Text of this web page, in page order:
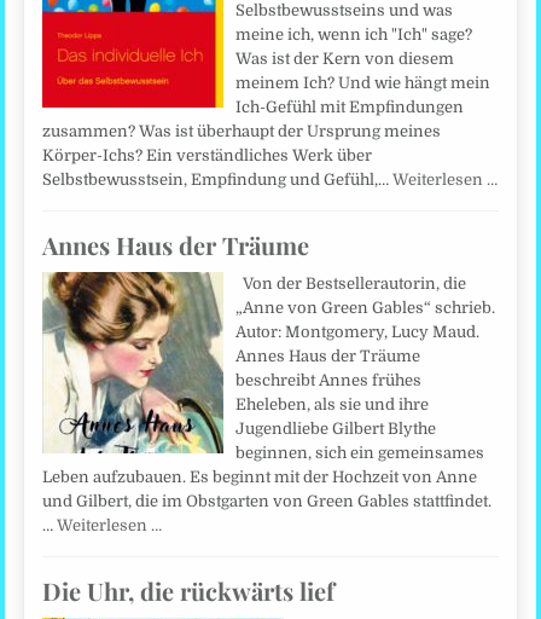
Selbstbewusstseins und was
meine ich, wenn ich "Ich" sage?
Was ist der Kern von diesem
meinem Ich? Und wie hängt mein
Ich-Gefühl mit Empfindungen
zusammen? Was ist überhaupt der Ursprung meines
Körper-Ichs? Ein verständliches Werk über
Selbstbewusstsein, Empfindung und Gefühl,…Weiterlesen …
Annes Haus der Träume
Von der Bestsellerautorin, die
„Anne von Green Gables“ schrieb.
Autor: Montgomery, Lucy Maud.
Annes Haus der Träume
beschreibt Annes frühes
Eheleben, als sie und ihre
Jugendliebe Gilbert Blythe
beginnen, sich ein gemeinsames
Leben aufzubauen. Es beginnt mit der Hochzeit von Anne
und Gilbert, die im Obstgarten von Green Gables stattfindet.
…Weiterlesen …
Die Uhr, die rückwärts lief